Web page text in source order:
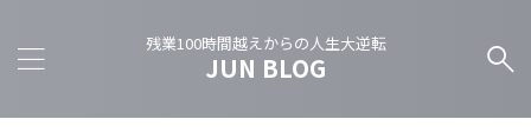
残業100時間越えからの人生大逆転
JUN BLOG